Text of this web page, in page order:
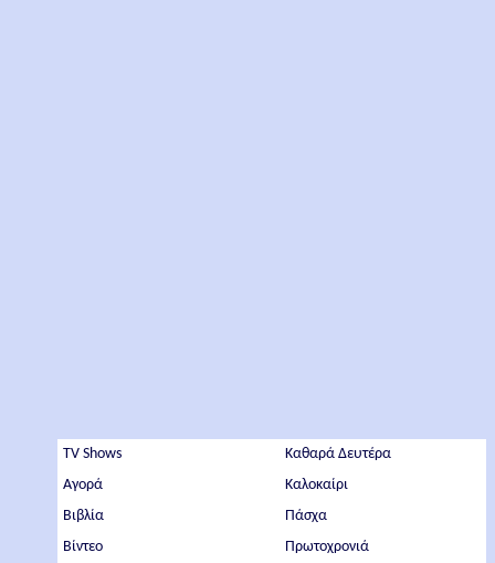
TV Shows
Αγορά
Βιβλία
Βίντεο
Καθαρά Δευτέρα
Καλοκαίρι
Πάσχα
Πρωτοχρονιά